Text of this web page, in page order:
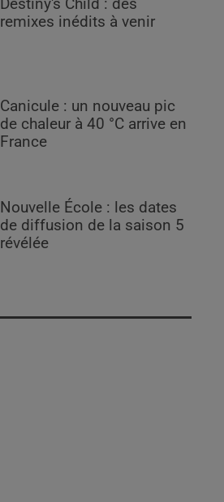
Destiny's Child : des
remixes inédits à venir
Canicule : un nouveau pic
de chaleur à 40 °C arrive en
France
Nouvelle École : les dates
de diffusion de la saison 5
révélée